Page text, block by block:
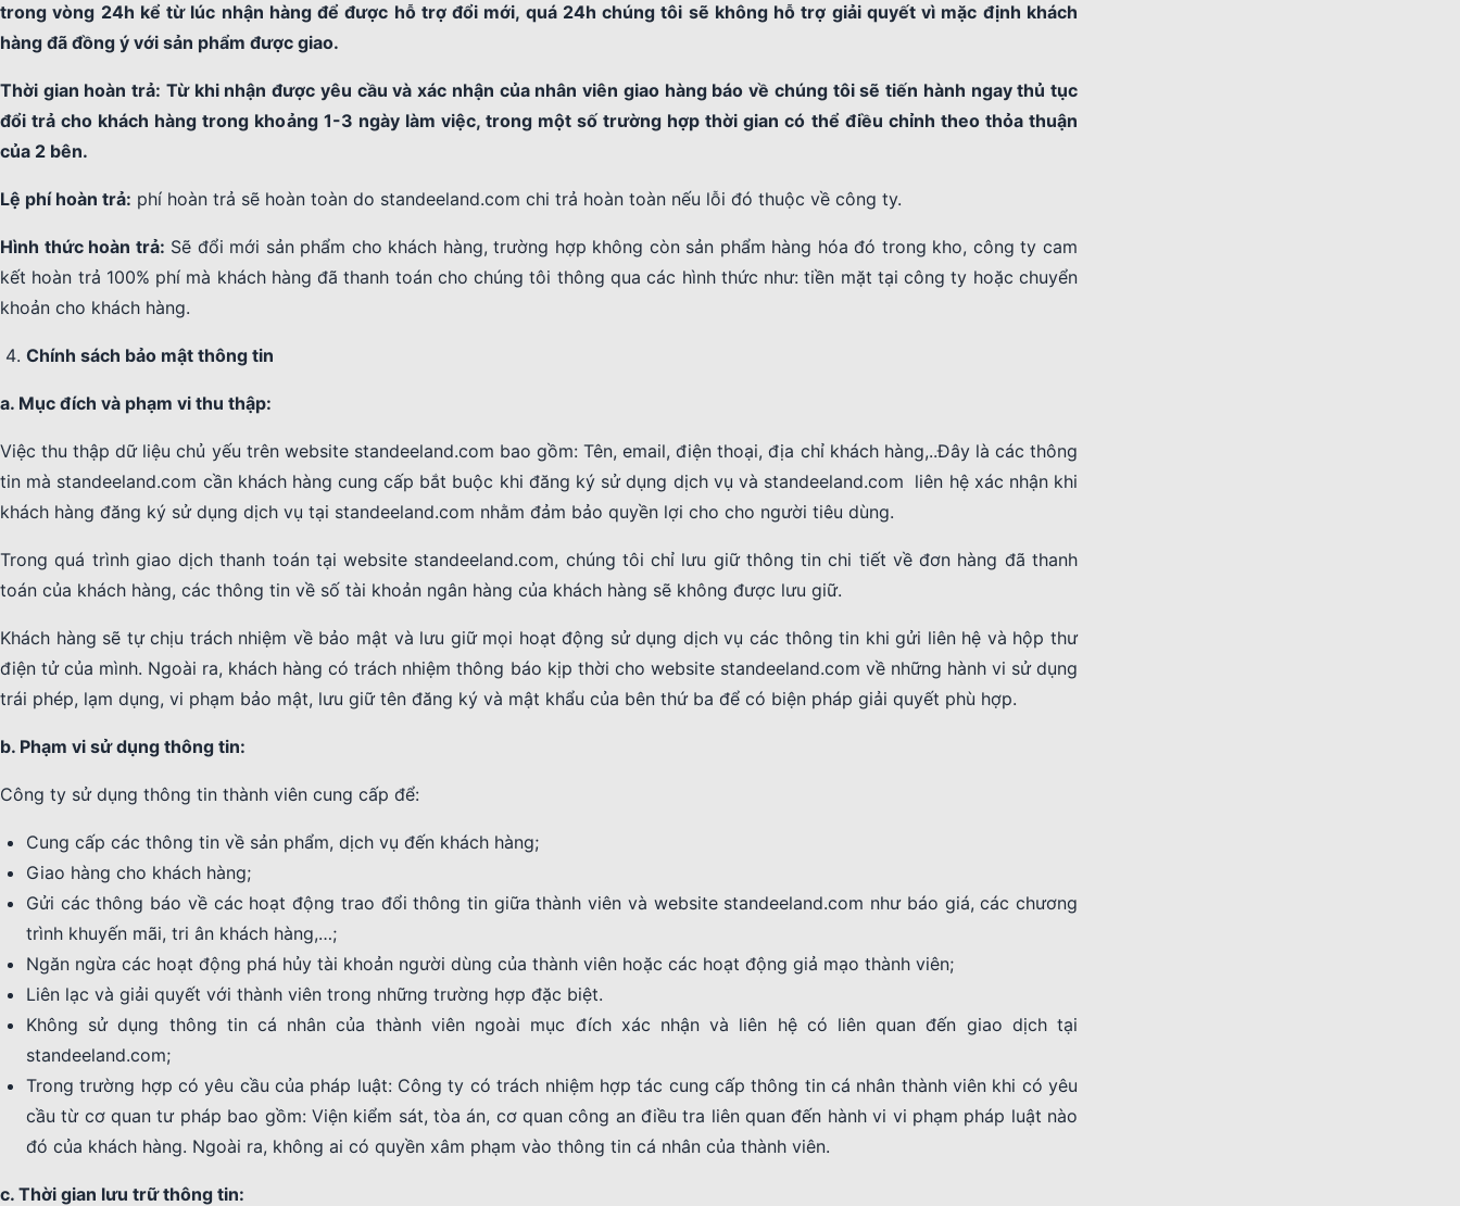
trong vòng 24h kể từ lúc nhận hàng để được hỗ trợ đổi mới, quá 24h chúng tôi sẽ không hỗ trợ giải quyết vì mặc định khách
hàng đã đồng ý với sản phẩm được giao.
Thời gian hoàn trả: Từ khi nhận được yêu cầu và xác nhận của nhân viên giao hàng báo về chúng tôi sẽ tiến hành ngay thủ tục
đổi trả cho khách hàng trong khoảng 1-3 ngày làm việc, trong một số trường hợp thời gian có thể điều chỉnh theo thỏa thuận
của 2 bên.
Lệ phí hoàn trả: phí hoàn trả sẽ hoàn toàn do standeeland.com chi trả hoàn toàn nếu lỗi đó thuộc về công ty.
Hình thức hoàn trả: Sẽ đổi mới sản phẩm cho khách hàng, trường hợp không còn sản phẩm hàng hóa đó trong kho, công ty cam
kết hoàn trả 100% phí mà khách hàng đã thanh toán cho chúng tôi thông qua các hình thức như: tiền mặt tại công ty hoặc chuyển
khoản cho khách hàng.
Chính sách bảo mật thông tin
a. Mục đích và phạm vi thu thập:
Việc thu thập dữ liệu chủ yếu trên website standeeland.com bao gồm: Tên, email, điện thoại, địa chỉ khách hàng,..Đây là các thông
tin mà standeeland.com cần khách hàng cung cấp bắt buộc khi đăng ký sử dụng dịch vụ và standeeland.com liên hệ xác nhận khi
khách hàng đăng ký sử dụng dịch vụ tại standeeland.com nhằm đảm bảo quyền lợi cho cho người tiêu dùng.
Trong quá trình giao dịch thanh toán tại website standeeland.com, chúng tôi chỉ lưu giữ thông tin chi tiết về đơn hàng đã thanh
toán của khách hàng, các thông tin về số tài khoản ngân hàng của khách hàng sẽ không được lưu giữ.
Khách hàng sẽ tự chịu trách nhiệm về bảo mật và lưu giữ mọi hoạt động sử dụng dịch vụ các thông tin khi gửi liên hệ và hộp thư
điện tử của mình. Ngoài ra, khách hàng có trách nhiệm thông báo kịp thời cho website standeeland.com về những hành vi sử dụng
trái phép, lạm dụng, vi phạm bảo mật, lưu giữ tên đăng ký và mật khẩu của bên thứ ba để có biện pháp giải quyết phù hợp.
b. Phạm vi sử dụng thông tin:
Công ty sử dụng thông tin thành viên cung cấp để:
Cung cấp các thông tin về sản phẩm, dịch vụ đến khách hàng;
Giao hàng cho khách hàng;
Gửi các thông báo về các hoạt động trao đổi thông tin giữa thành viên và website standeeland.com như báo giá, các chương
trình khuyến mãi, tri ân khách hàng,…;
Ngăn ngừa các hoạt động phá hủy tài khoản người dùng của thành viên hoặc các hoạt động giả mạo thành viên;
Liên lạc và giải quyết với thành viên trong những trường hợp đặc biệt.
Không sử dụng thông tin cá nhân của thành viên ngoài mục đích xác nhận và liên hệ có liên quan đến giao dịch tại
standeeland.com;
Trong trường hợp có yêu cầu của pháp luật: Công ty có trách nhiệm hợp tác cung cấp thông tin cá nhân thành viên khi có yêu
cầu từ cơ quan tư pháp bao gồm: Viện kiểm sát, tòa án, cơ quan công an điều tra liên quan đến hành vi vi phạm pháp luật nào
đó của khách hàng. Ngoài ra, không ai có quyền xâm phạm vào thông tin cá nhân của thành viên.
c. Thời gian lưu trữ thông tin: